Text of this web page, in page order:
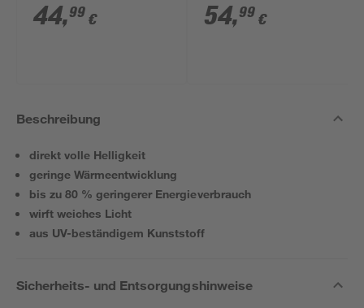
'Stockholm' 670 lm
neutralweiß IP 44 15 x
44,99 €
neutralweiß IP 44 17,6
x 23,4 x 44 cm
54,99 €
Beschreibung
direkt volle Helligkeit
geringe Wärmeentwicklung
bis zu 80 % geringerer Energieverbrauch
wirft weiches Licht
aus UV-beständigem Kunststoff
Sicherheits- und Entsorgungshinweise